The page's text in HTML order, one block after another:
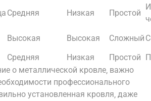
Средняя Низкая Простой
Высокая Высокая Сложный
Средняя Низкая Простой
о металлической кровле‚ важно
профессионального
установленная кровля‚ даже